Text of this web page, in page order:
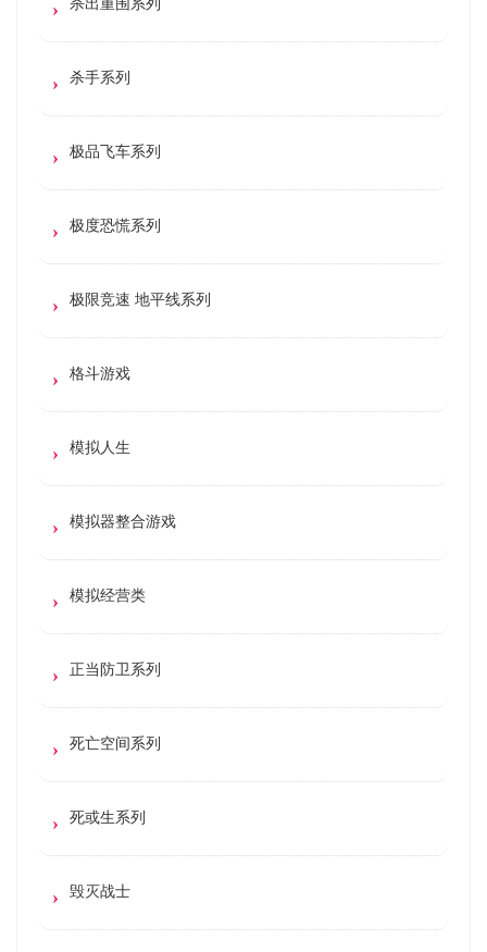
杀手系列
极品飞车系列
极度恐慌系列
极限竞速 地平线系列
格斗游戏
模拟人生
模拟器整合游戏
模拟经营类
正当防卫系列
死亡空间系列
死或生系列
毁灭战士